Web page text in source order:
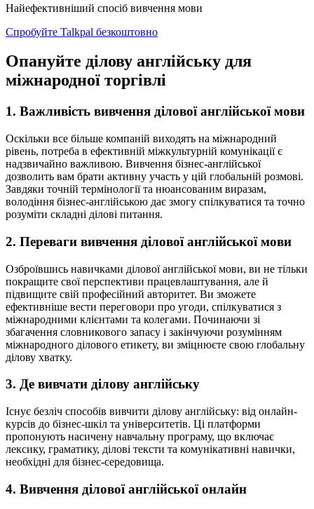
Найефективніший спосіб вивчення мови
Спробуйте Talkpal безкоштовно
Опануйте ділову англійську для
міжнародної торгівлі
1. Важливість вивчення ділової англійської мови
Оскільки все більше компаній виходять на міжнародний
рівень, потреба в ефективній міжкультурній комунікації є
надзвичайно важливою. Вивчення бізнес-англійської
дозволить вам брати активну участь у цій глобальній розмові.
Завдяки точній термінології та нюансованим виразам,
володіння бізнес-англійською дає змогу спілкуватися та точно
розуміти складні ділові питання.
2. Переваги вивчення ділової англійської мови
Озброївшись навичками ділової англійської мови, ви не тільки
покращите свої перспективи працевлаштування, але й
підвищите свій професійний авторитет. Ви зможете
ефективніше вести переговори про угоди, спілкуватися з
міжнародними клієнтами та колегами. Починаючи зі
збагачення словникового запасу і закінчуючи розумінням
міжнародного ділового етикету, ви зміцнюєте свою глобальну
ділову хватку.
3. Де вивчати ділову англійську
Існує безліч способів вивчити ділову англійську: від онлайн-
курсів до бізнес-шкіл та університетів. Ці платформи
пропонують насичену навчальну програму, що включає
лексику, граматику, ділові тексти та комунікативні навички,
необхідні для бізнес-середовища.
4. Вивчення ділової англійської онлайн